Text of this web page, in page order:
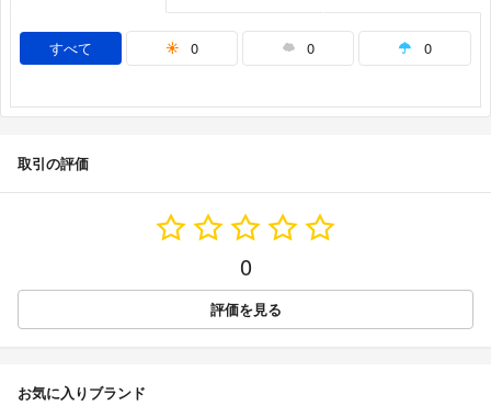
すべて 0 0 0
取引の評価
0
評価を見る
お気に入りブランド